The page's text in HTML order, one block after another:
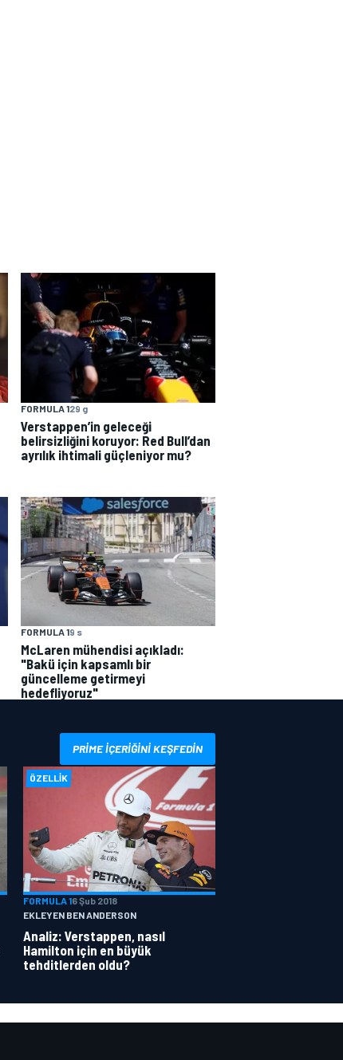
FORMULA 129 g
Verstappen’in geleceği
belirsizliğini koruyor: Red Bull’dan
ayrılık ihtimali güçleniyor mu?
FORMULA 19 s
McLaren mühendisi açıkladı:
"Bakü için kapsamlı bir
güncelleme getirmeyi
hedefliyoruz"
PRIME IÇERIĞINI KEŞFEDIN
ÖZELLIK
FORMULA 16 Şub 2018
EKLEYEN BEN ANDERSON
Analiz: Verstappen, nasıl
Hamilton için en büyük
tehditlerden oldu?